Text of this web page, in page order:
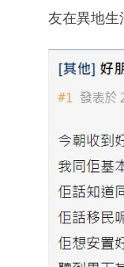
友在異地生